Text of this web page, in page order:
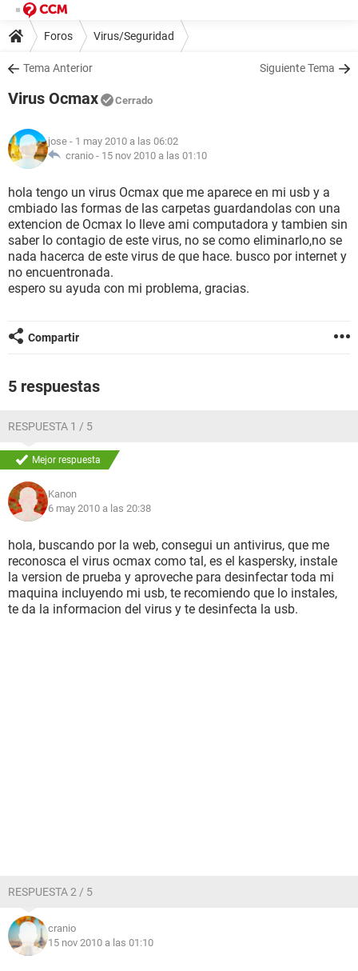
Foros Virus/Seguridad
Tema Anterior Siguiente Tema
Virus Ocmax Cerrado
jose - 1 may 2010 a las 06:02
cranio - 15 nov 2010 a las 01:10
hola tengo un virus Ocmax que me aparece en mi usb y a
cmbiado las formas de las carpetas guardandolas con una
extencion de Ocmax lo lleve ami computadora y tambien sin
saber lo contagio de este virus, no se como eliminarlo,no se
nada hacerca de este virus de que hace. busco por internet y
no encuentronada.
espero su ayuda con mi problema, gracias.
Compartir
5 respuestas
RESPUESTA 1 / 5
Mejor respuesta
Kanon
6 may 2010 a las 20:38
hola, buscando por la web, consegui un antivirus, que me
reconosca el virus ocmax como tal, es el kaspersky, instale
la version de prueba y aproveche para desinfectar toda mi
maquina incluyendo mi usb, te recomiendo que lo instales,
te da la informacion del virus y te desinfecta la usb.
RESPUESTA 2 / 5
cranio
15 nov 2010 a las 01:10